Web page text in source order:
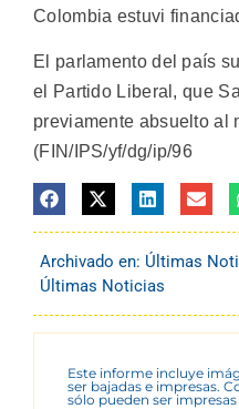
Colombia estuvi
El parlamento del país
el Partido Liberal, que
previamente absuelto al
(FIN/IPS/yf/dg/ip/96
Archivado en: Últimas
Últimas Noticias
Este informe incluye
ser bajadas e impresas.
sólo pueden ser